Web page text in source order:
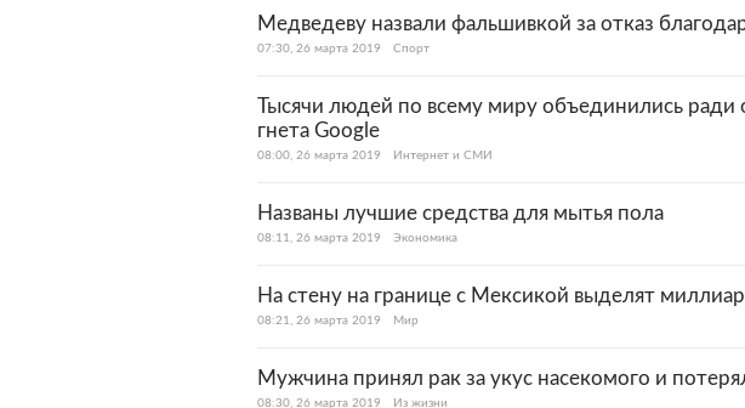
Медведеву назвали фальшивкой за отказ
07:30, 26 марта 2019 Спорт
Тысячи людей по всему миру объединились ради
гнета Google
08:00, 26 марта 2019 Интернет и СМИ
Названы лучшие средства для мытья пола
08:11, 26 марта 2019 Экономика
На стену на границе с Мексикой выделят
08:21, 26 марта 2019 Мир
Мужчина принял рак за укус насекомого и
08:30, 26 марта 2019 Из жизни